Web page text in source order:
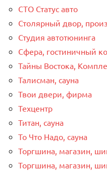
СТО Статус авто
Столярный двор,
Студия автотюнинга
Сфера, гостиничный
Тайны Востока,
Талисман, сауна
Твои двери, фирма
Техцентр
Титан, сауна
То Что Надо, сауна
Торгшина, магазин,
Торгшина, магазин,